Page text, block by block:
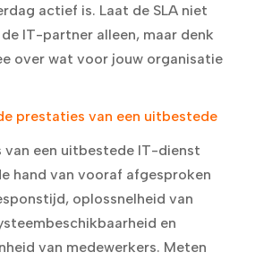
actief is. Laat de SLA niet
IT-partner alleen, maar denk
over wat voor jouw organisatie
prestaties van een uitbestede
van een uitbestede IT-dienst
hand van vooraf afgesproken
oplossnelheid van
en
van medewerkers. Meten